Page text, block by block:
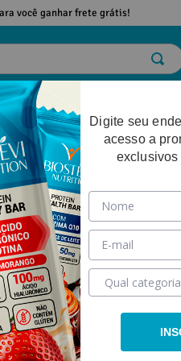
você ganhar frete grátis!
FÍSICO
Digite seu
acesso a